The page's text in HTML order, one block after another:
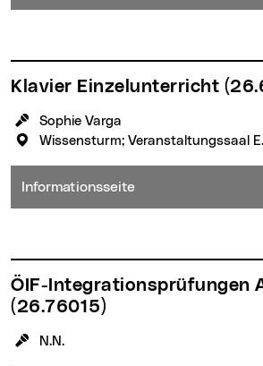
Klavier Einzelunterricht
KursleiterIn:
Sophie Varga
Veranstaltungsort:
Wissensturm; Veranstaltungssaal
Informationsseite
ÖIF-Integrationsprüfungen
(26.76015)
KursleiterIn:
N.N.